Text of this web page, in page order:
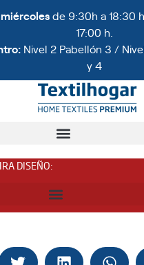
de 9:30h a 18:30 h.
17:00 h.
Nivel 2 Pabellón 3 /
y 4
DISEÑO: